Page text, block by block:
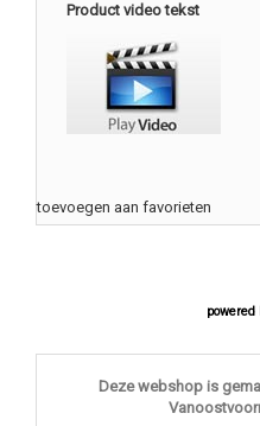
Product video tekst
toevoegen aan favorieten
powered
Deze webshop is